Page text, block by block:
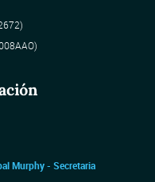
Murphy - Secretaria